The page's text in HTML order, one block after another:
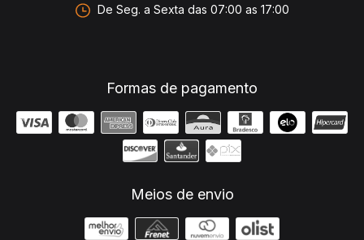
De Seg. a Sexta das 07:00 as 17:00
Formas de pagamento
Meios de envio